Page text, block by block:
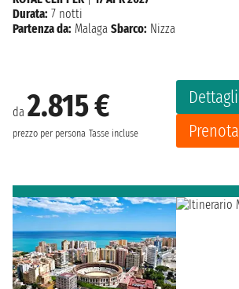
da 2.815 €
prezzo per persona Tasse incluse
Dettagli
Prenota
Durata: 7 notti
Partenza da: Malaga Sbarco: Nizza